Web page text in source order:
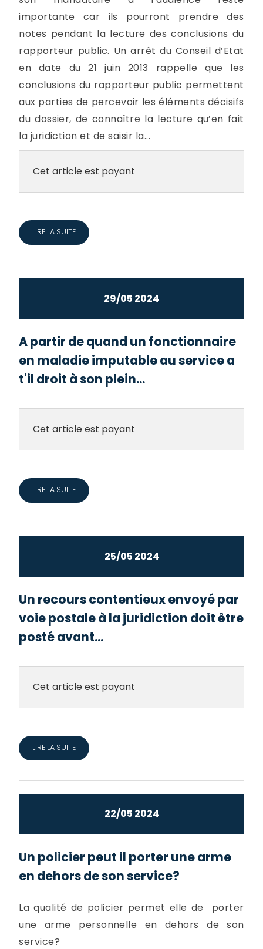
importante car ils pourront prendre des
notes pendant la lecture des conclusions du
rapporteur public. Un arrêt du Conseil d’Etat
en date du 21 juin 2013 rappelle que les
conclusions du rapporteur public permettent
aux parties de percevoir les éléments décisifs
du dossier, de connaître la lecture qu’en fait
la juridiction et de saisir la...
Cet article est payant
LIRE LA SUITE
29/05 2024
A partir de quand un fonctionnaire
en maladie imputable au service a
t'il droit à son plein...
Cet article est payant
LIRE LA SUITE
25/05 2024
Un recours contentieux envoyé par
voie postale à la juridiction doit être
posté avant...
Cet article est payant
LIRE LA SUITE
22/05 2024
Un policier peut il porter une arme
en dehors de son service?
La qualité de policier permet elle de porter
une arme personnelle en dehors de son
service?